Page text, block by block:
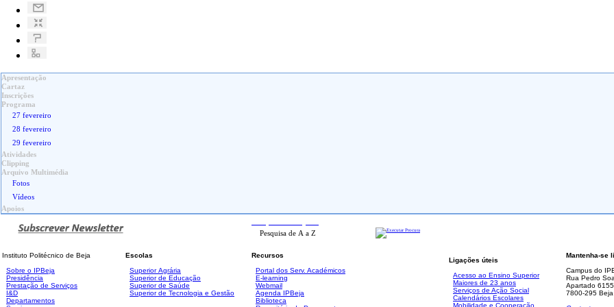
Apresentação
Cartaz
Inscrições
Programa
27 fevereiro
28 fevereiro
29 fevereiro
Atividades
Clipping
Arquivo Multimédia
Fotos
Vídeos
Apoios
Instituto Politécnico de Beja
Sobre o IPBeja
Presidência
Prestação de Serviços
I&D
Departamentos
Escolas
Superior Agrária
Superior de Educação
Superior de Saúde
Superior de Tecnologia e Gestão
Recursos
Portal dos Serv. Académicos
E-learning
Webmail
Agenda IPBeja
Biblioteca
Ligações úteis
Acesso ao Ensino Superior
Maiores de 23 anos
Serviços de Ação Social
Calendários Escolares
Mobilidade e Cooperação
Mantenha-se
Campus do
Rua Pedro
Apartado 6155
7800-295 Beja